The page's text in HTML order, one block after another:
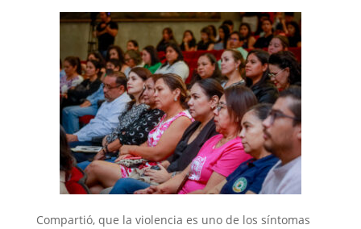
Compartió, que la violencia es uno de los síntomas